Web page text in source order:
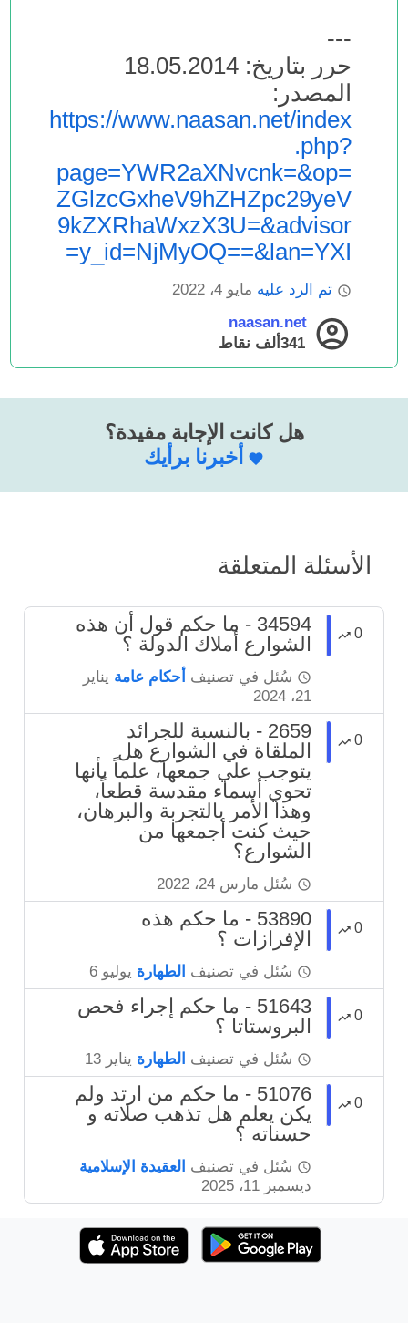
---
حرر بتاريخ: 18.05.2014
المصدر:
https://www.naasan.net/index
.php?
page=YWR2aXNvcnk=&op=
ZGlzcGxheV9hZHZpc29yeV
9kZXRhaWxzX3U=&advisor
y_id=NjMyOQ==&lan=YXI=
تم الرد عليه مايو 4، 2022
naasan.net
341ألف
نقاط
هل كانت الإجابة مفيدة؟
أخبرنا برأيك
الأسئلة المتعلقة
0
34594 - ما حكم قول أن هذه
الشوارع أملاك الدولة ؟
سُئل في تصنيف أحكام عامة يناير
21، 2024
0
2659 - بالنسبة للجرائد
الملقاة في الشوارع هل
يتوجب علي جمعها، علماً بأنها
تحوي أسماء مقدسة قطعاً،
وهذا الأمر بالتجربة والبرهان،
حيث كنت أجمعها من
الشوارع؟
سُئل مارس 24، 2022
0
53890 - ما حكم هذه
الإفرازات ؟
سُئل في تصنيف الطهارة يوليو 6
0
51643 - ما حكم إجراء فحص
البروستاتا ؟
سُئل في تصنيف الطهارة يناير 13
0
51076 - ما حكم من ارتد ولم
يكن يعلم هل تذهب صلاته و
حسناته ؟
سُئل في تصنيف العقيدة الإسلامية
ديسمبر 11، 2025